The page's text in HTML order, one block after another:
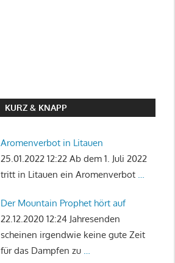
KURZ & KNAPP
Aromenverbot in Litauen
25.01.2022 12:22 Ab dem 1. Juli 2022
tritt in Litauen ein Aromenverbot …
Der Mountain Prophet hört auf
22.12.2020 12:24 Jahresenden
scheinen irgendwie keine gute Zeit
für das Dampfen zu …